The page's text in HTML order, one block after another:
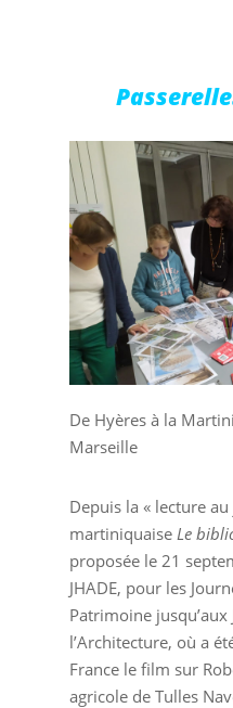
De Hyères à la
Marseille
Depuis la « lecture
martiniquaise Le
proposée le 21
JHADE, pour les
Patrimoine
l’Architecture, où a
France le film sur
agricole de Tulles